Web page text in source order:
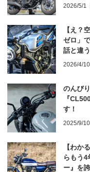
2026/5/1
【え？
ゼロ」
話と違
てなら
2026/4/10
のんび
『
す！
2025/9/10
【わか
らもう
ー』を